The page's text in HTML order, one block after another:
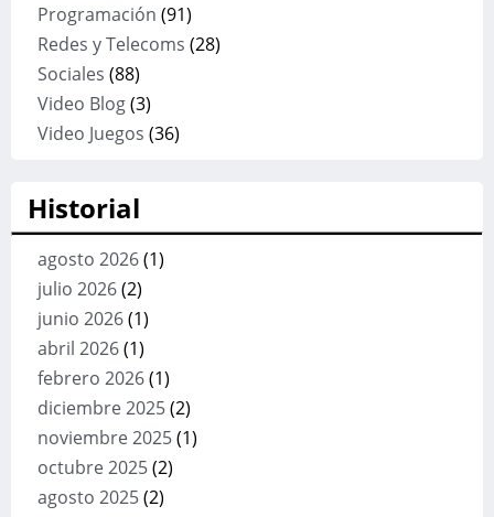
Programación (91)
Redes y Telecoms (28)
Sociales (88)
Video Blog(3)
Video Juegos (36)
Historial
agosto 2026(1)
julio 2026(2)
junio 2026(1)
abril 2026(1)
febrero 2026(1)
diciembre 2025(2)
noviembre 2025(1)
octubre 2025(2)
agosto 2025(2)